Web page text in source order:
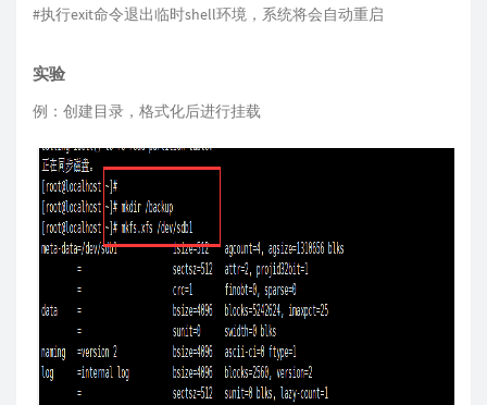
#执行exit命令退出临时shell环境，系统将会自动重启
实验
例：创建目录，格式化后进行挂载